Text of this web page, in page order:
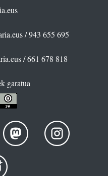
/ 943 655 695
/ 661 678 818
garatua